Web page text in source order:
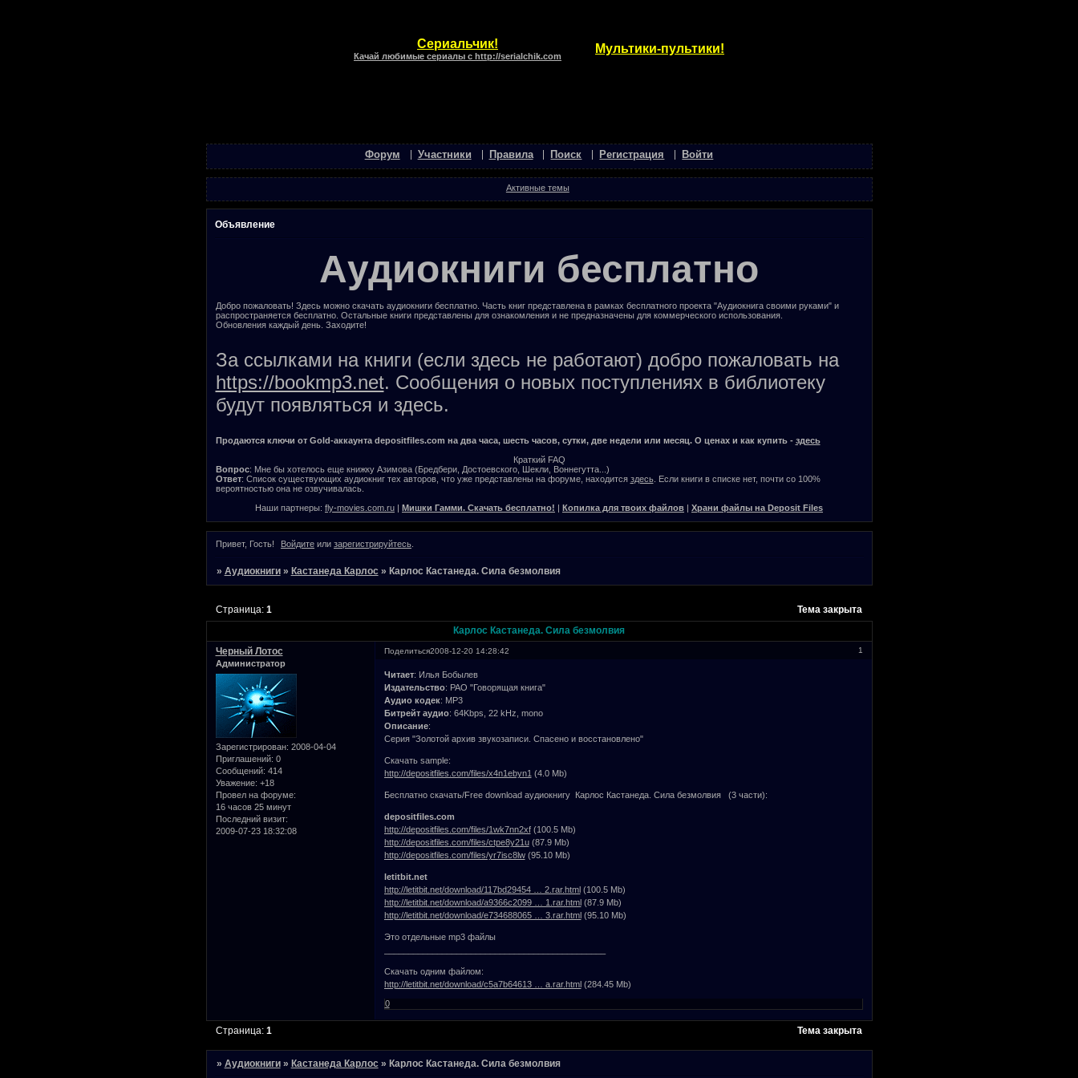
Сериальчик!
Качай любимые сериалы с http://serialchik.com
Мультики-пультики!
Форум Участники Правила Поиск Регистрация Войти
Активные темы
Объявление
Аудиокниги бесплатно
Добро пожаловать! Здесь можно скачать аудиокниги бесплатно. Часть книг представлена в рамках бесплатного проекта "Аудиокнига своими руками" и
распространяется бесплатно. Остальные книги представлены для ознакомления и не предназначены для коммерческого использования.
Обновления каждый день. Заходите!
За ссылками на книги (если здесь не работают) добро пожаловать на
https://bookmp3.net. Сообщения о новых поступлениях в библиотеку
будут появляться и здесь.
Продаются ключи от Gold-аккаунта depositfiles.com на два часа, шесть часов, сутки, две недели или месяц. О ценах и как купить - здесь
Краткий FAQ
Вопрос: Мне бы хотелось еще книжку Азимова (Бредбери, Достоевского, Шекли, Воннегутта...)
Ответ: Список существующих аудиокниг тех авторов, что уже представлены на форуме, находится здесь. Если книги в списке нет, почти со 100%
вероятностью она не озвучивалась.
Наши партнеры: fly-movies.com.ru Мишки Гамми. Скачать бесплатно! Копилка для твоих файлов Храни файлы на Deposit Files
Привет, Гость! Войдите или зарегистрируйтесь
» Аудиокниги » Кастанеда Карлос » Карлос Кастанеда. Сила безмолвия
Карлос Кастанеда. Сила безмолвия
Страница: 1 Тема закрыта
Поделиться 1
2008-12-20 14:28:42
Черный Лотос
Администратор
Зарегистрирован: 2008-04-04
Приглашений: 0
Сообщений: 414
Уважение: +18
Провел на форуме:
16 часов 25 минут
Последний визит:
2009-07-23 18:32:08
Читает: Илья Бобылев
Издательство: РАО "Говорящая книга"
Аудио кодек: MP3
Битрейт аудио: 64Kbps, 22 kHz, mono
Описание:
Серия "Золотой архив звукозаписи. Спасено и восстановлено"
Скачать sample:
http://depositfiles.com/files/x4n1ebyn1 (4.0 Mb)
Бесплатно скачать/Free download аудиокнигу Карлос Кастанеда. Сила безмолвия (3 части):
depositfiles.com
http://depositfiles.com/files/1wk7nn2xf(100.5 Mb)
http://depositfiles.com/files/ctpe8y21u(87.9 Mb)
http://depositfiles.com/files/yr7isc8lw(95.10 Mb)
letitbit.net
http://letitbit.net/download/117bd29454 … 2.rar.html(100.5 Mb)
http://letitbit.net/download/a9366c2099 … 1.rar.html(87.9 Mb)
http://letitbit.net/download/e734688065 … 3.rar.html(95.10 Mb)
Это отдельные mp3 файлы
Скачать одним файлом:
http://letitbit.net/download/c5a7b64613 … a.rar.html(284.45 Mb)
0
Тема закрыта
Страница: 1
» Аудиокниги » Кастанеда Карлос » Карлос Кастанеда. Сила безмолвия